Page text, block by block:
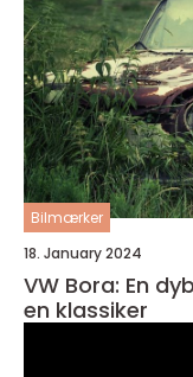
Bilmærker
18. January 2024
VW Bora: En
en klassiker